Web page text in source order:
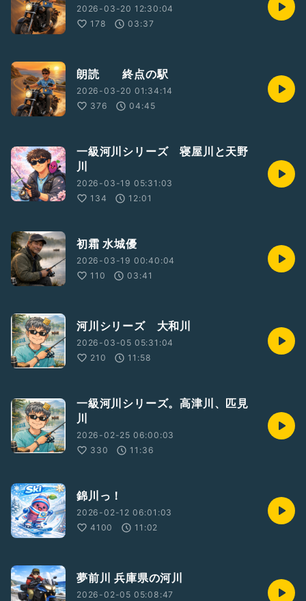
2026-03-20 12:30:04
178
03:37
朗読 終点の駅
2026-03-20 01:34:14
376
04:45
一級河川シリーズ 寝屋川と天野
川
2026-03-19 05:31:03
134
12:01
初霜 水城優
2026-03-19 00:40:04
110
03:41
河川シリーズ 大和川
2026-03-05 05:31:04
210
11:58
一級河川シリーズ。高津川、匹見
川
2026-02-25 06:00:03
330
11:36
錦川っ！
2026-02-12 06:01:03
4100
11:02
夢前川 兵庫県の河川
2026-02-05 05:08:47